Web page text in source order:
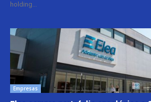
holding...
Empresas